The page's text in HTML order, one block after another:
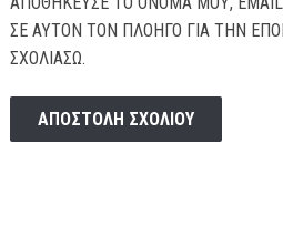
ΣΕ ΑΥΤΌΝ ΤΟΝ ΠΛΟΗΓΌ ΓΙΑ ΤΗΝ
ΣΧΟΛΙΆΣΩ.